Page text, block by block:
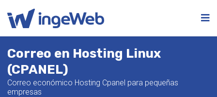
Correo en Hosting Linux
(CPANEL)
Correo económico Hosting Cpanel para pequeñas
empresas